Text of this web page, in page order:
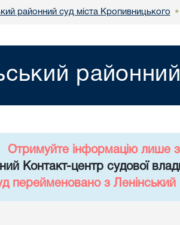
районний суд міста Кропивницького •
Отримуйте інформацію лише
Контакт-центр судової
перейменовано з